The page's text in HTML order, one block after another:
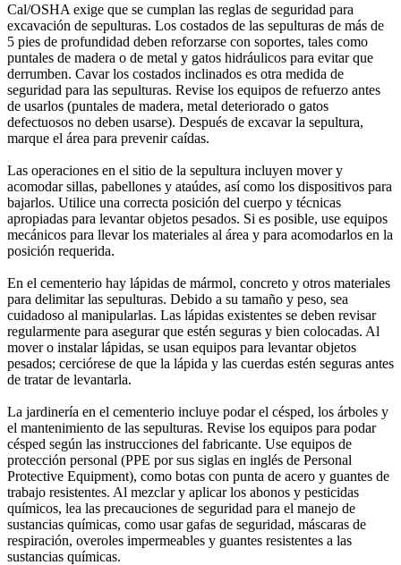
Cal/OSHA exige que se cumplan las reglas de seguridad para
excavación de sepulturas. Los costados de las sepulturas de más de
5 pies de profundidad deben reforzarse con soportes, tales como
puntales de madera o de metal y gatos hidráulicos para evitar que
derrumben. Cavar los costados inclinados es otra medida de
seguridad para las sepulturas. Revise los equipos de refuerzo antes
de usarlos (puntales de madera, metal deteriorado o gatos
defectuosos no deben usarse). Después de excavar la sepultura,
marque el área para prevenir caídas.
Las operaciones en el sitio de la sepultura incluyen mover y
acomodar sillas, pabellones y ataúdes, así como los dispositivos para
bajarlos. Utilice una correcta posición del cuerpo y técnicas
apropiadas para levantar objetos pesados. Si es posible, use equipos
mecánicos para llevar los materiales al área y para acomodarlos en la
posición requerida.
En el cementerio hay lápidas de mármol, concreto y otros materiales
para delimitar las sepulturas. Debido a su tamaño y peso, sea
cuidadoso al manipularlas. Las lápidas existentes se deben revisar
regularmente para asegurar que estén seguras y bien colocadas. Al
mover o instalar lápidas, se usan equipos para levantar objetos
pesados; cerciórese de que la lápida y las cuerdas estén seguras antes
de tratar de levantarla.
La jardinería en el cementerio incluye podar el césped, los árboles y
el mantenimiento de las sepulturas. Revise los equipos para podar
césped según las instrucciones del fabricante. Use equipos de
protección personal (PPE por sus siglas en inglés de Personal
Protective Equipment), como botas con punta de acero y guantes de
trabajo resistentes. Al mezclar y aplicar los abonos y pesticidas
químicos, lea las precauciones de seguridad para el manejo de
sustancias químicas, como usar gafas de seguridad, máscaras de
respiración, overoles impermeables y guantes resistentes a las
sustancias químicas.